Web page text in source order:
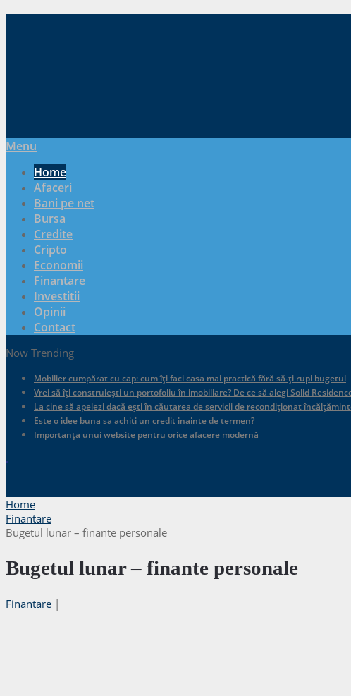
Menu
Home
Afaceri
Bani pe net
Bursa
Credite
Cripto
Economii
Finantare
Investitii
Opinii
Contact
Now Trending
Mobilier cumpărat cu cap: cum îți faci casa mai practică fără să-ți rupi bugetul
Vrei să îți construiești un portofoliu în imobiliare? De ce să alegi Solid
La cine să apelezi dacă ești în căutarea de servicii de recondiționat
Este o idee buna sa achiti un credit inainte de termen?
Importanța unui website pentru orice afacere modernă
.
Home
Finantare
Bugetul lunar – finante personale
Bugetul lunar – finante personale
Finantare |